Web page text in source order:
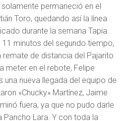
permaneció en el
Toro, quedando así la línea
durante la semana Tapia.
11 minutos del segundo tiempo,
remate de distancia del Pajarito
meter en el rebote, Felipe
una nueva llegada del equipo de
«Chucky» Martínez, Jaime
fuera, ya que no pudo darle
Lara. Y con toda la